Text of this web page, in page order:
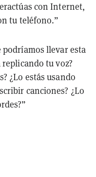
con Internet,
tu teléfono.”
podríamos llevar esta
tu voz?
¿Lo estás usando
canciones? ¿Lo